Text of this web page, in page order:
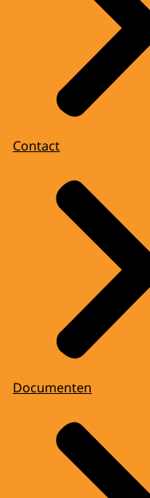
Contact
Documenten